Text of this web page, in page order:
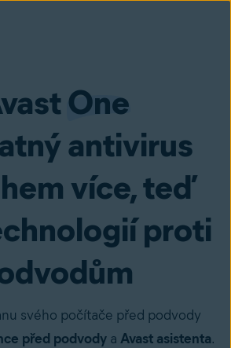
One
antivirus
více, teď
proti
svého počítače před podvody
před podvody a Avast asistenta.